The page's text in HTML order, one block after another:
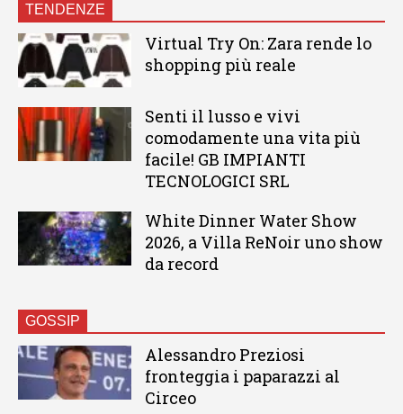
TENDENZE
Virtual Try On: Zara rende lo
shopping più reale
Senti il lusso e vivi
comodamente una vita più
facile! GB IMPIANTI
TECNOLOGICI SRL
White Dinner Water Show
2026, a Villa ReNoir uno show
da record
GOSSIP
Alessandro Preziosi
fronteggia i paparazzi al
Circeo